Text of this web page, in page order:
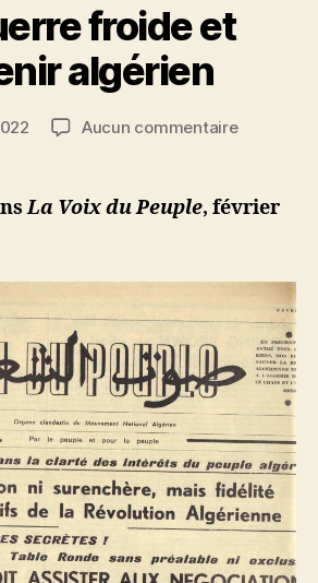
froide et
algérien
de
a
S
N
ji
Aucun commentairesur
froide
La Voix du Peuple, février